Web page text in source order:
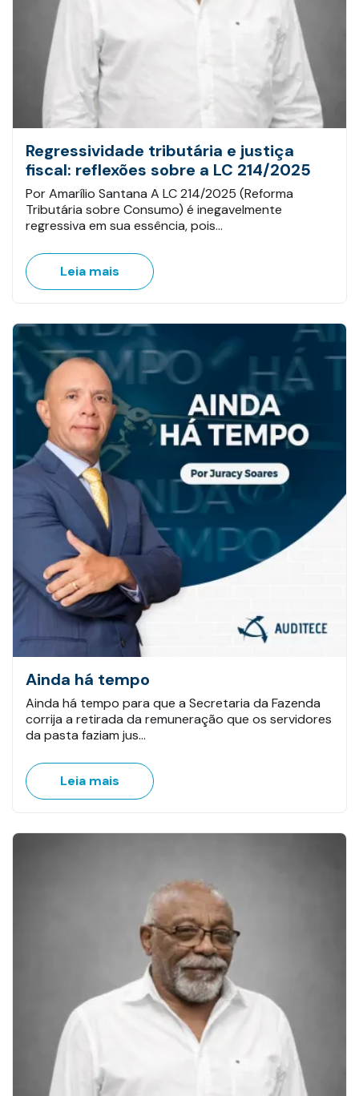
Regressividade tributária e justiça
fiscal: reflexões sobre a LC 214/2025
Por Amarílio Santana A LC 214/2025 (Reforma
Tributária sobre Consumo) é inegavelmente
regressiva em sua essência, pois…
Leia mais
Ainda há tempo
Ainda há tempo para que a Secretaria da Fazenda
corrija a retirada da remuneração que os servidores
da pasta faziam jus…
Leia mais